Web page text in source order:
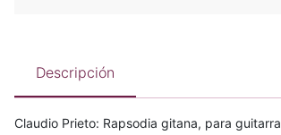
Descripción
Claudio Prieto: Rapsodia gitana, para guitarra